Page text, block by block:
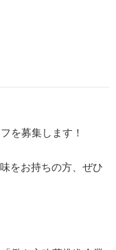
を募集します！
をお持ちの方、ぜひ